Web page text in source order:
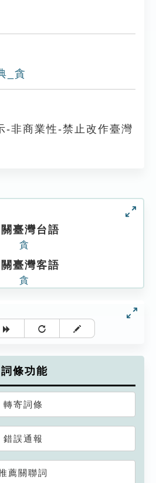
_貪
-非商業性-禁止改作臺灣
臺灣台語
貪
臺灣客語
貪
詞條功能
轉寄詞條
錯誤通報
薦關聯詞